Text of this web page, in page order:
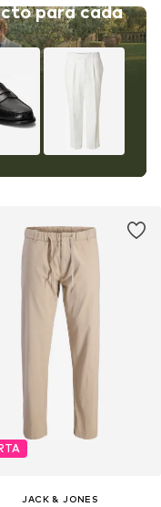
para cada
JACK & JONES